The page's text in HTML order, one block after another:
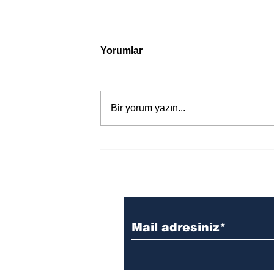
Yorumlar
Bir yorum yazın...